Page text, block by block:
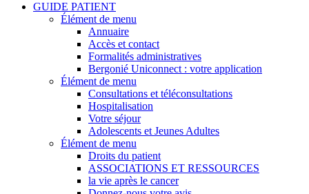
GUIDE PATIENT
Élément de menu
Annuaire
Accès et contact
Formalités administratives
Bergonié Uniconnect : votre application
Élément de menu
Consultations et téléconsultations
Hospitalisation
Votre séjour
Adolescents et Jeunes Adultes
Élément de menu
Droits du patient
ASSOCIATIONS ET RESSOURCES
la vie après le cancer